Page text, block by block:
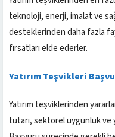
teknoloji, enerji, imalat ve
desteklerinden daha fazla
fırsatları elde ederler.
Yatırım Teşvikleri
Yatırım teşviklerinden
tutarı, sektörel uygunluk ve